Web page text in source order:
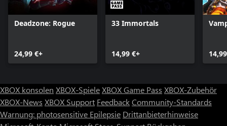
Deadzone: Rogue
24,99 €+
33 Immortals
14,99 €+
XBOX konsolen XBOX-SpieleXBOX Game Pass XBOX-Zubehör
XBOX-News XBOX Support FeedbackCommunity-Standards
Warnung: photosensitive Epilepsie Drittanbieterhinweise